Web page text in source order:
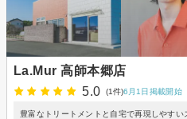
La.Mur 高師本郷店
5.0
(1件)6月1日掲載開始
豊富なトリートメントと自宅で再現しやすい